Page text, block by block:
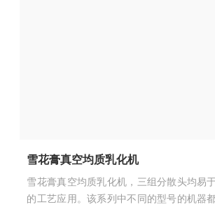
雪花膏真空均质乳化机
雪花膏真空均质乳化机，三组分散头均易
的工艺应用。该系列中不同的型号的机器